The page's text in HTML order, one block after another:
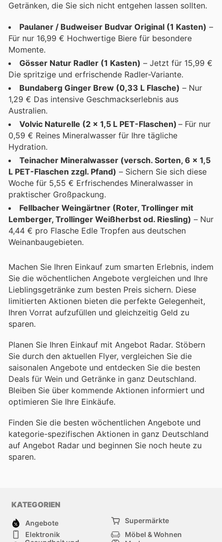
Getränken, die Sie sich nicht entgehen lassen sollten.
Paulaner / Budweiser Budvar Original (1 Kasten) –
Für nur 16,99 € Hochwertige Biere für besondere
Momente.
Gösser Natur Radler (1 Kasten) – Jetzt für 15,99 €
Die spritzige und erfrischende Radler-Variante.
Bundaberg Ginger Brew (0,33 L Flasche) – Nur
1,29 € Das intensive Geschmackserlebnis aus
Australien.
Volvic Naturelle (2 x 1,5 L PET-Flaschen) – Für nur
0,59 € Reines Mineralwasser für Ihre tägliche
Hydration.
Teinacher Mineralwasser (versch. Sorten, 6 x 1,5
L PET-Flaschen zzgl. Pfand) – Sichern Sie sich diese
Woche für 5,55 € Erfrischendes Mineralwasser in
praktischer Großpackung.
Fellbacher Weingärtner (Roter, Trollinger mit
Lemberger, Trollinger Weißherbst od. Riesling) – Nur
4,44 € pro Flasche Edle Tropfen aus deutschen
Weinanbaugebieten.
Machen Sie Ihren Einkauf zum smarten Erlebnis, indem
Sie die wöchentlichen Angebote vergleichen und Ihre
Lieblingsgetränke zum besten Preis sichern. Diese
limitierten Aktionen bieten die perfekte Gelegenheit,
Ihren Vorrat aufzufüllen und gleichzeitig Geld zu
sparen.
Planen Sie Ihren Einkauf mit Angebot Radar. Stöbern
Sie durch den aktuellen Flyer, vergleichen Sie die
saisonalen Angebote und entdecken Sie die besten
Deals für Wein und Getränke in ganz Deutschland.
Bleiben Sie über kommende Aktionen informiert und
optimieren Sie Ihre Einkäufe.
Finden Sie die besten wöchentlichen Angebote und
kategorie-spezifischen Aktionen in ganz Deutschland
auf Angebot Radar und beginnen Sie noch heute zu
sparen.
KATEGORIEN
Angebote
Supermärkte
Elektronik
Möbel & Wohnen